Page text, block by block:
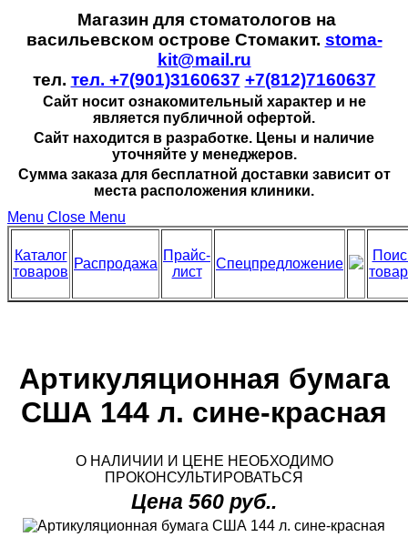
Магазин для стоматологов на
васильевском острове Стомакит. stoma-
kit@mail.ru
тел. тел. +7(901)3160637 +7(812)7160637
Сайт носит ознакомительный характер и не
является публичной офертой.
Сайт находится в разработке. Цены и наличие
уточняйте у менеджеров.
Сумма заказа для бесплатной доставки зависит от
места расположения клиники.
Menu Close Menu
Каталог
товаров
Распродажа
Прайс-
лист
Спецпредложение
Артикуляционная бумага
США 144 л. сине-красная
О НАЛИЧИИ И ЦЕНЕ НЕОБХОДИМО
ПРОКОНСУЛЬТИРОВАТЬСЯ
Цена 560 руб..